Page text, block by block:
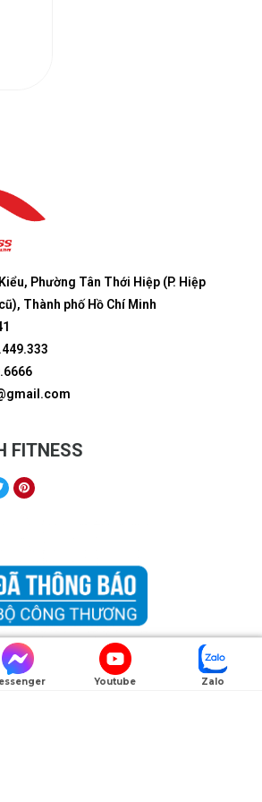
Phường Tân Thới Hiệp (P. Hiệp
Thành phố Hồ Chí Minh
FITNESS
Zalo
Youtube